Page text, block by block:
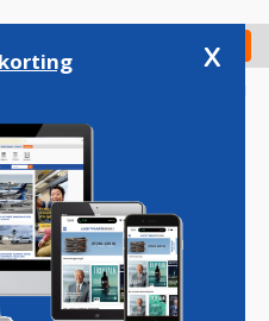
Check in
Vacatures
x